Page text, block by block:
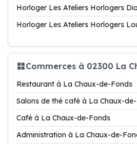
Horloger Les Ateliers Horlogers
Horloger Les Ateliers Horlogers
Commerces à 02300 La
Restaurant à La Chaux-de-Fonds
Salons de thé café à La Chaux-
Café à La Chaux-de-Fonds
Administration à La Chaux-de-